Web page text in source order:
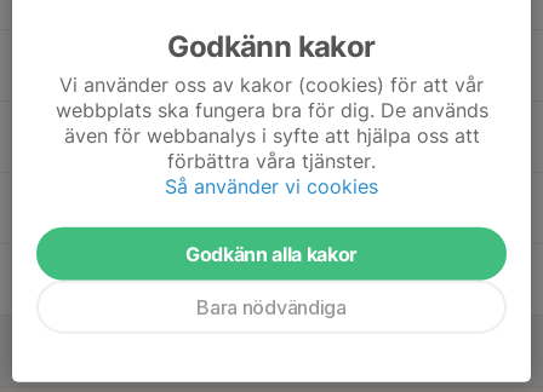
20
Godkänn kakor
Vi använder oss av kakor (cookies) för att vår
webbplats ska fungera bra för dig. De används
även för webbanalys i syfte att hjälpa oss att
förbättra våra tjänster.
Så använder vi cookies
Godkänn alla kakor
Bara nödvändiga